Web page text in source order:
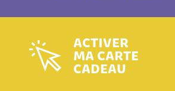
ACTIVER
MA CARTE
CADEAU